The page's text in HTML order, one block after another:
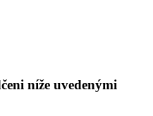
níže uvedenými